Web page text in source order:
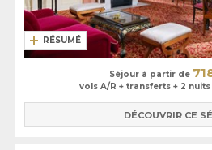
RÉSUMÉ
Séjour à partir de
vols A/R + transferts + 2
DÉCOUVRIR CE